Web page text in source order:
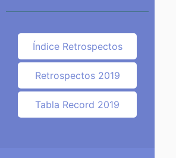
Índice Retrospectos
Retrospectos 2019
Tabla Record 2019